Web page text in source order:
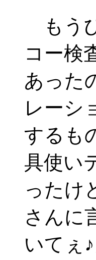
もう
コー検
あった
レーシ
するも
具使い
ったけ
さんに
いてぇ